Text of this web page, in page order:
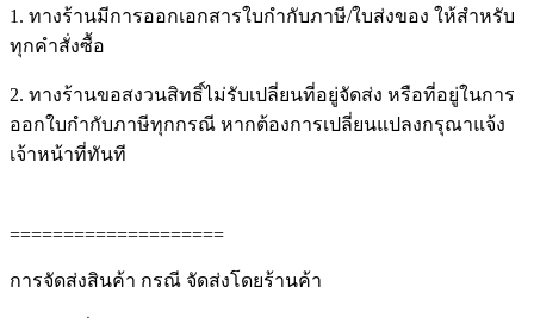
1. ทางร้านมีการออกเอกสารใบกำกับภาษี/ใบส่งของ ให้สำหรับ
ทุกคำสั่งซื้อ
2. ทางร้านขอสงวนสิทธิ์ไม่รับเปลี่ยนที่อยู่จัดส่ง หรือที่อยู่ในการ
ออกใบกำกับภาษีทุกกรณี หากต้องการเปลี่ยนแปลงกรุณาแจ้ง
เจ้าหน้าที่ทันที
====================
การจัดส่งสินค้า กรณี จัดส่งโดยร้านค้า